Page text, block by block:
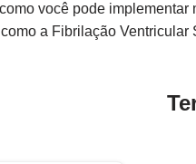
você pode
a Fibrilação Ventricular